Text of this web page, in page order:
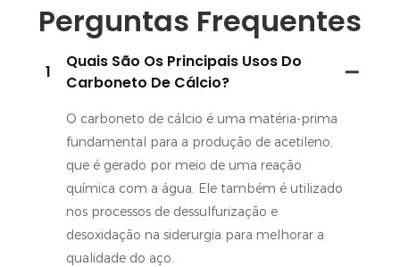
Perguntas Frequentes
1
Quais São Os Principais Usos Do
Carboneto De Cálcio?
O carboneto de cálcio é uma matéria-prima
fundamental para a produção de acetileno,
que é gerado por meio de uma reação
química com a água. Ele também é utilizado
nos processos de dessulfurização e
desoxidação na siderurgia para melhorar a
qualidade do aço.